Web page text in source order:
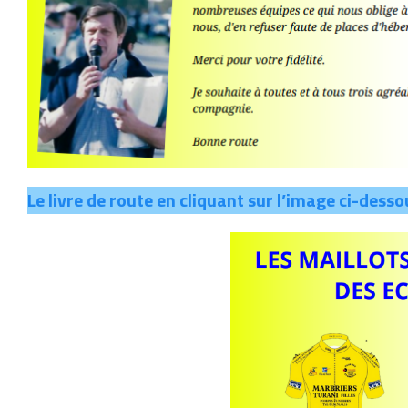
Le livre de route en cliquant sur l’image ci-